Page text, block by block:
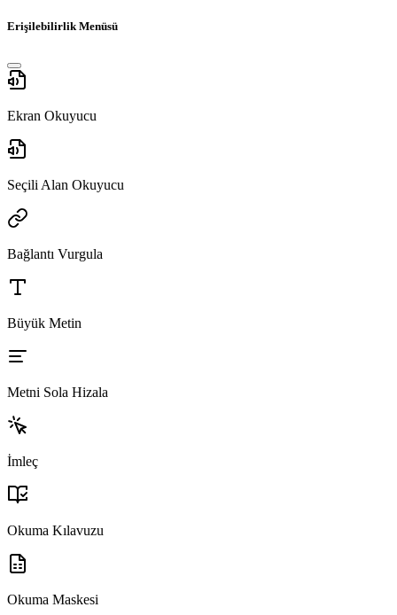
Erişilebilirlik Menüsü
Ekran Okuyucu
Seçili Alan Okuyucu
Bağlantı Vurgula
Büyük Metin
Metni Sola Hizala
İmleç
Okuma Kılavuzu
Okuma Maskesi